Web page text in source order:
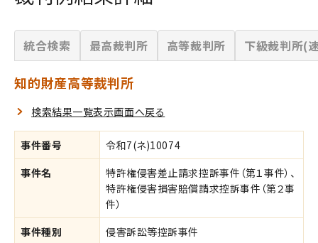
統合検索 最高裁判所 高等裁判所 下級裁判所(
知的財産高等裁判所
検索結果一覧表示画面へ戻る
事件番号
令和7(ネ)10074
事件名
特許権侵害差止請求控訴事件（第１事件）、
特許権侵害損害賠償請求控訴事件（第２事
件）
事件種別
侵害訴訟等控訴事件